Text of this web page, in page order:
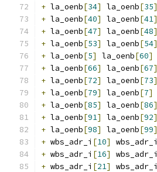
+ la_oenb[34] la_oenb[35]
+ la_oenb[40] la_oenb[41]
+ la_oenb[47] la_oenb[48]
+ la_oenb[53] la_oenb[54]
+ la_oenb[5] la_oenb[60]
+ la_oenb[66] la_oenb[67]
+ la_oenb[72] la_oenb[73]
+ la_oenb[79] la_oenb[7]
+ la_oenb[85] la_oenb[86]
+ la_oenb[91] la_oenb[92]
+ la_oenb[98] la_oenb[99]
+ wbs_adr_i [10] wbs_adr_i
+ wbs_adr_i [16] wbs_adr_i
+ wbs_adr_i [21] wbs_adr_i